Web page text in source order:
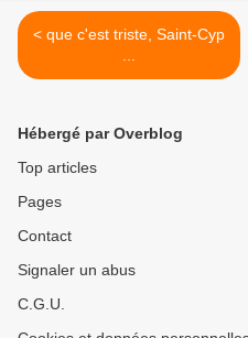
< que c'est triste, Saint-Cyp
Hébergé par Overblog
Top articles
Pages
Contact
Signaler un abus
C.G.U.